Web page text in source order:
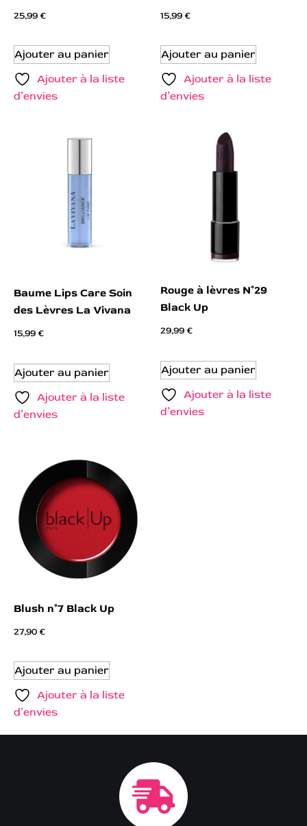
25,99€
Ajouter au panier
Ajouter à la liste
d’envies
15,99€
Ajouter au panier
Ajouter à la liste
d’envies
Baume Lips Care Soin
des Lèvres La Vivana
15,99€
Ajouter au panier
Ajouter à la liste
d’envies
Rouge à lèvres N°29
Black Up
29,99€
Ajouter au panier
Ajouter à la liste
d’envies
Blush n°7 Black Up
27,90€
Ajouter au panier
Ajouter à la liste
d’envies